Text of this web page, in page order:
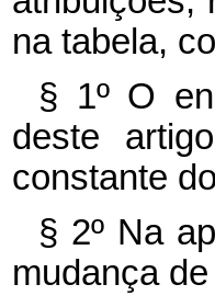
na tabela,
§ 1º O
deste
constante
§ 2º Na
mudança